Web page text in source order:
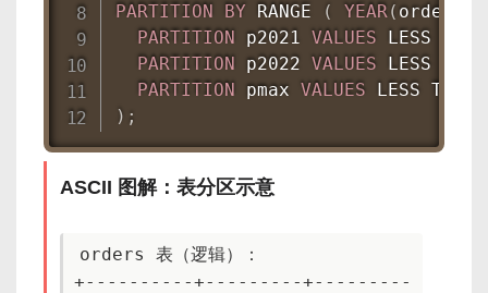
PARTITION
BY RANGE ( YEAR(
PARTITION
p2021 VALUES LESS
PARTITION
p2022 VALUES LESS
PARTITION
pmax VALUES
) ;
ASCII 图解：表分区示意
orders 表（逻辑）：
+----------+---------+---------